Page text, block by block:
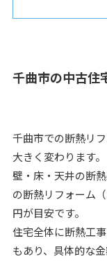
千曲市の中古住
千曲市での断熱リ
大きく変わります。
壁・床・天井の断
の断熱リフォーム
円が目安です。
住宅全体に断熱工
もあり、具体的な